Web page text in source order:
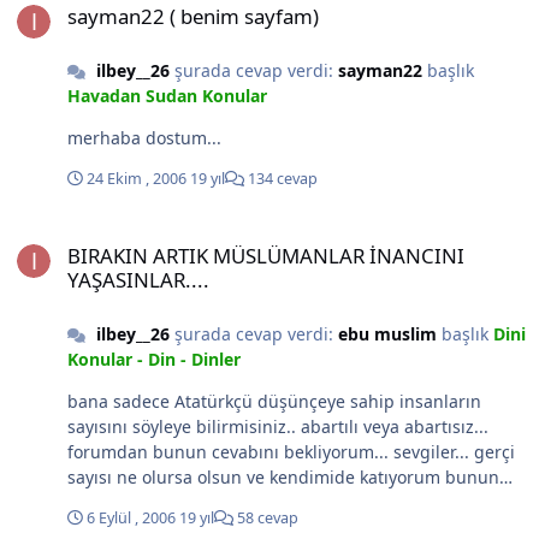
sayman22 ( benim sayfam)
ilbey__26şurada cevap verdi: sayman22başlık
Havadan Sudan Konular
merhaba dostum...
24 Ekim , 2006 19 yıl 134 cevap
BIRAKIN ARTIK MÜSLÜMANLAR İNANCINI
YAŞASINLAR....
ilbey__26şurada cevap verdi: ebu muslim başlık Dini
Konular - Din - Dinler
bana sadece Atatürkçü düşünçeye sahip insanların
sayısını söyleye bilirmisiniz.. abartılı veya abartısız...
forumdan bunun cevabını bekliyorum... sevgiler... gerçi
sayısı ne olursa olsun ve kendimide katıyorum bunun
olamam nasıl dini siyasetde istismar edip kullananlarla
6 Eylül , 2006 19 yıl 58 cevap